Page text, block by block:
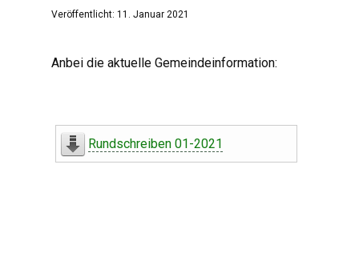
Veröffentlicht: 11. Januar 2021
Anbei die aktuelle Gemeindeinformation:
Rundschreiben 01-2021